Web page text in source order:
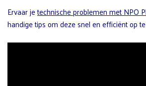
Ervaar jetechnische problemen met NPO
handige tips om deze snel en efficiënt op